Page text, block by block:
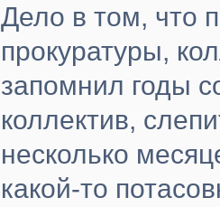
Дело в том, что
прокуратуры,
запомнил годы
коллектив,
несколько
какой-то